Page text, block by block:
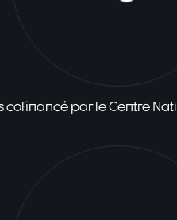
cofinancé par le Centre